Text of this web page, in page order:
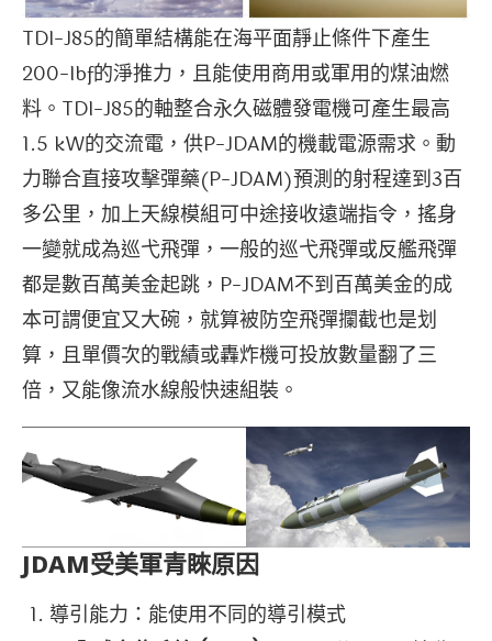
TDI-J85的簡單結構能在海平面靜止條件下產生
200-lbf的淨推力，且能使用商用或軍用的煤油燃
料。TDI-J85的軸整合永久磁體發電機可產生最高
1.5 kW的交流電，供P-JDAM的機載電源需求。動
力聯合直接攻擊彈藥(P-JDAM)預測的射程達到3百
多公里，加上天線模組可中途接收遠端指令，搖身
一變就成為巡弋飛彈，一般的巡弋飛彈或反艦飛彈
都是數百萬美金起跳，P-JDAM不到百萬美金的成
本可謂便宜又大碗，就算被防空飛彈攔截也是划
算，且單價次的戰績或轟炸機可投放數量翻了三
倍，又能像流水線般快速組裝。
JDAM受美軍青睞原因
導引能力：能使用不同的導引模式